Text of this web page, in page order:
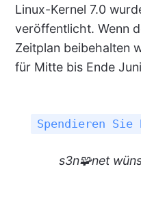
Linux-Kernel 7.0
veröffentlicht. Wenn
Zeitplan beibehalten
für Mitte bis Ende
Spendieren Sie
s3n🧩net